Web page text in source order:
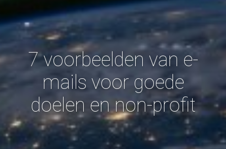
7 voorbeelden van e-
mails voor goede
doelen en non-profit
om
gebruikt
deze